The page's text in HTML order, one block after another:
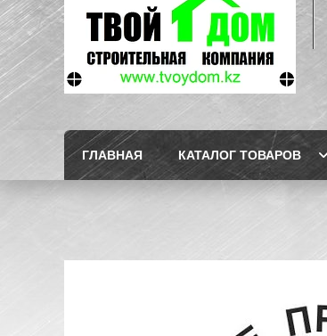
ГЛАВНАЯ КАТАЛОГ ТОВАРОВ